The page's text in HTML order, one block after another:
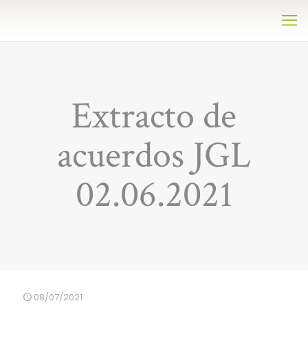
Extracto de
acuerdos JGL
02.06.2021
08/07/2021